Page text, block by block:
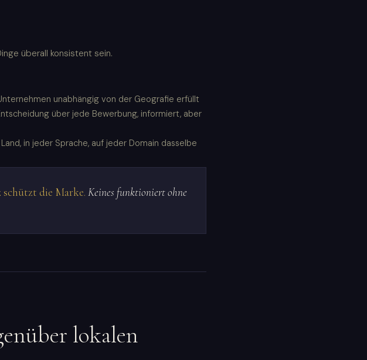
überall konsistent sein.
unabhängig von der Geografie erfüllt
über jede Bewerbung, informiert, aber
in jeder Sprache, auf jeder Domain dasselbe
die Marke. Keines funktioniert ohne
lokalen